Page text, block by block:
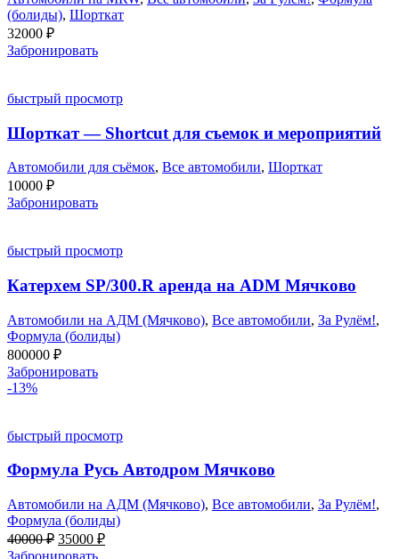
(болиды), Шорткат
32000 ₽
Забронировать
быстрый просмотр
Шорткат — Shortcut для съемок и мероприятий
Автомобили для съёмок, Все автомобили, Шорткат
10000 ₽
Забронировать
быстрый просмотр
Катерхем SP/300.R аренда на ADM Мячково
Автомобили на АДМ (Мячково), Все автомобили, За Рулём!,
Формула (болиды)
800000 ₽
Забронировать
-13%
быстрый просмотр
Формула Русь Автодром Мячково
Автомобили на АДМ (Мячково), Все автомобили, За Рулём!,
Формула (болиды)
40000₽ Первоначальная
цена
35000 ₽Текущая